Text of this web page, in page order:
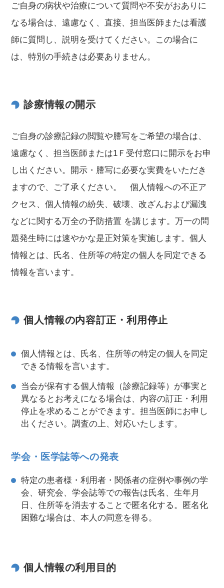
ご自身の病状や治療について質問や不安がおありに
なる場合は、遠慮なく、直接、担当医師または看護
師に質問し、説明を受けてください。この場合に
は、特別の手続きは必要ありません。
診療情報の開示
ご自身の診療記録の閲覧や謄写をご希望の場合は、
遠慮なく、担当医師または1Ｆ受付窓口に開示をお申
し出ください。開示・謄写に必要な実費をいただき
ますので、ご了承ください。 個人情報への不正ア
クセス、個人情報の紛失、破壊、改ざんおよび漏洩
などに関する万全の予防措置 を講じます。万一の問
題発生時には速やかな是正対策を実施します。個人
情報とは、氏名、住所等の特定の個人を同定できる
情報を言います。
個人情報の内容訂正・利用停止
個人情報とは、氏名、住所等の特定の個人を同定
できる情報を言います。
当会が保有する個人情報（診療記録等）が事実と
異なるとお考えになる場合は、内容の訂正・利用
停止を求めることができます。担当医師にお申し
出ください。調査の上、対応いたします。
学会・医学誌等への発表
特定の患者様・利用者・関係者の症例や事例の学
会、研究会、学会誌等での報告は氏名、生年月
日、住所等を消去することで匿名化する。匿名化
困難な場合は、本人の同意を得る。
個人情報の利用目的